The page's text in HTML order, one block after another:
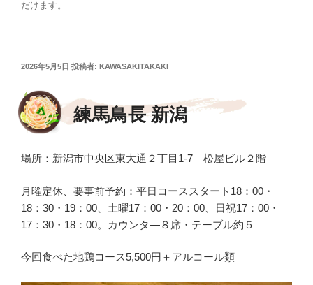
だけます。
投
日:
2026年5月5日 投稿者: KAWASAKITAKAKI
練馬鳥長 新潟
場所：新潟市中央区東大通２丁目1-7 松屋ビル２階
月曜定休、要事前予約：平日コーススタート18：00・
18：30・19：00、土曜17：00・20：00、日祝17：00・
17：30・18：00。カウンタ―８席・テーブル約５
今回食べた地鶏コース5,500円＋アルコール類